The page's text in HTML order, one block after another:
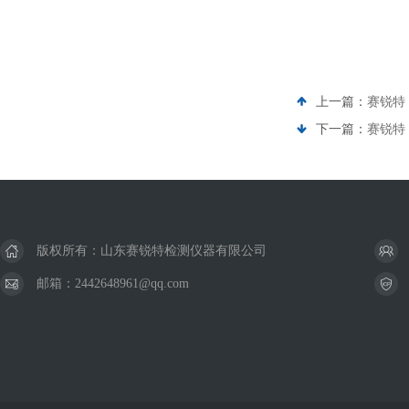
上一篇： 赛锐特
下一篇： 赛锐特
版权所有：山东赛锐特检测仪器有限公司
邮箱：2442648961@qq.com